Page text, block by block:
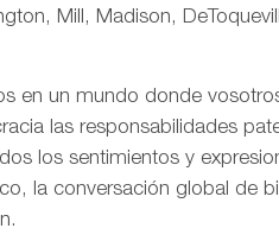
Mill, Madison,
en un mundo donde
las responsabilidades
los sentimientos y
la conversación global de